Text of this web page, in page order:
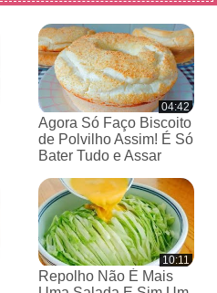
04:42
Agora Só Faço Biscoito
de Polvilho Assim! É Só
Bater Tudo e Assar
10:11
Repolho Não É Mais